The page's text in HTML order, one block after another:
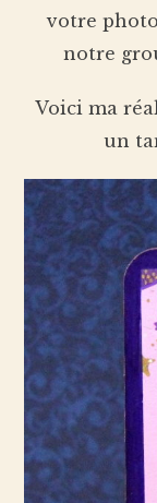
votre
notre
Voici ma
un